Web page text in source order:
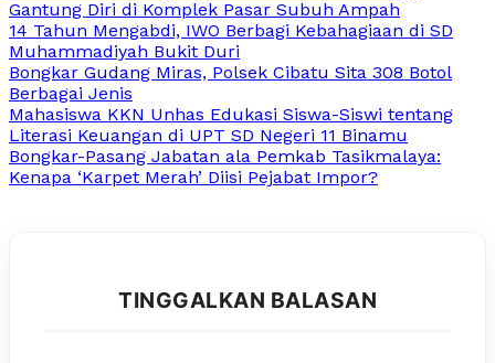
Gantung Diri di Komplek Pasar Subuh Ampah
14 Tahun Mengabdi, IWO Berbagi Kebahagiaan di SD
Muhammadiyah Bukit Duri
Bongkar Gudang Miras, Polsek Cibatu Sita 308 Botol
Berbagai Jenis
Mahasiswa KKN Unhas Edukasi Siswa-Siswi tentang
Literasi Keuangan di UPT SD Negeri 11 Binamu
Bongkar-Pasang Jabatan ala Pemkab Tasikmalaya:
Kenapa ‘Karpet Merah’ Diisi Pejabat Impor?
TINGGALKAN BALASAN